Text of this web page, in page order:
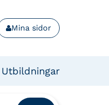
Mina sidor
Utbildningar